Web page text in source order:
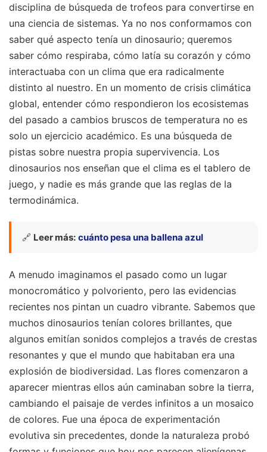
disciplina de búsqueda de trofeos para convertirse en
una ciencia de sistemas. Ya no nos conformamos con
saber qué aspecto tenía un dinosaurio; queremos
saber cómo respiraba, cómo latía su corazón y cómo
interactuaba con un clima que era radicalmente
distinto al nuestro. En un momento de crisis climática
global, entender cómo respondieron los ecosistemas
del pasado a cambios bruscos de temperatura no es
solo un ejercicio académico. Es una búsqueda de
pistas sobre nuestra propia supervivencia. Los
dinosaurios nos enseñan que el clima es el tablero de
juego, y nadie es más grande que las reglas de la
termodinámica.
🔗 Leer más: cuánto pesa una ballena azul
A menudo imaginamos el pasado como un lugar
monocromático y polvoriento, pero las evidencias
recientes nos pintan un cuadro vibrante. Sabemos que
muchos dinosaurios tenían colores brillantes, que
algunos emitían sonidos complejos a través de crestas
resonantes y que el mundo que habitaban era una
explosión de biodiversidad. Las flores comenzaron a
aparecer mientras ellos aún caminaban sobre la tierra,
cambiando el paisaje de verdes infinitos a un mosaico
de colores. Fue una época de experimentación
evolutiva sin precedentes, donde la naturaleza probó